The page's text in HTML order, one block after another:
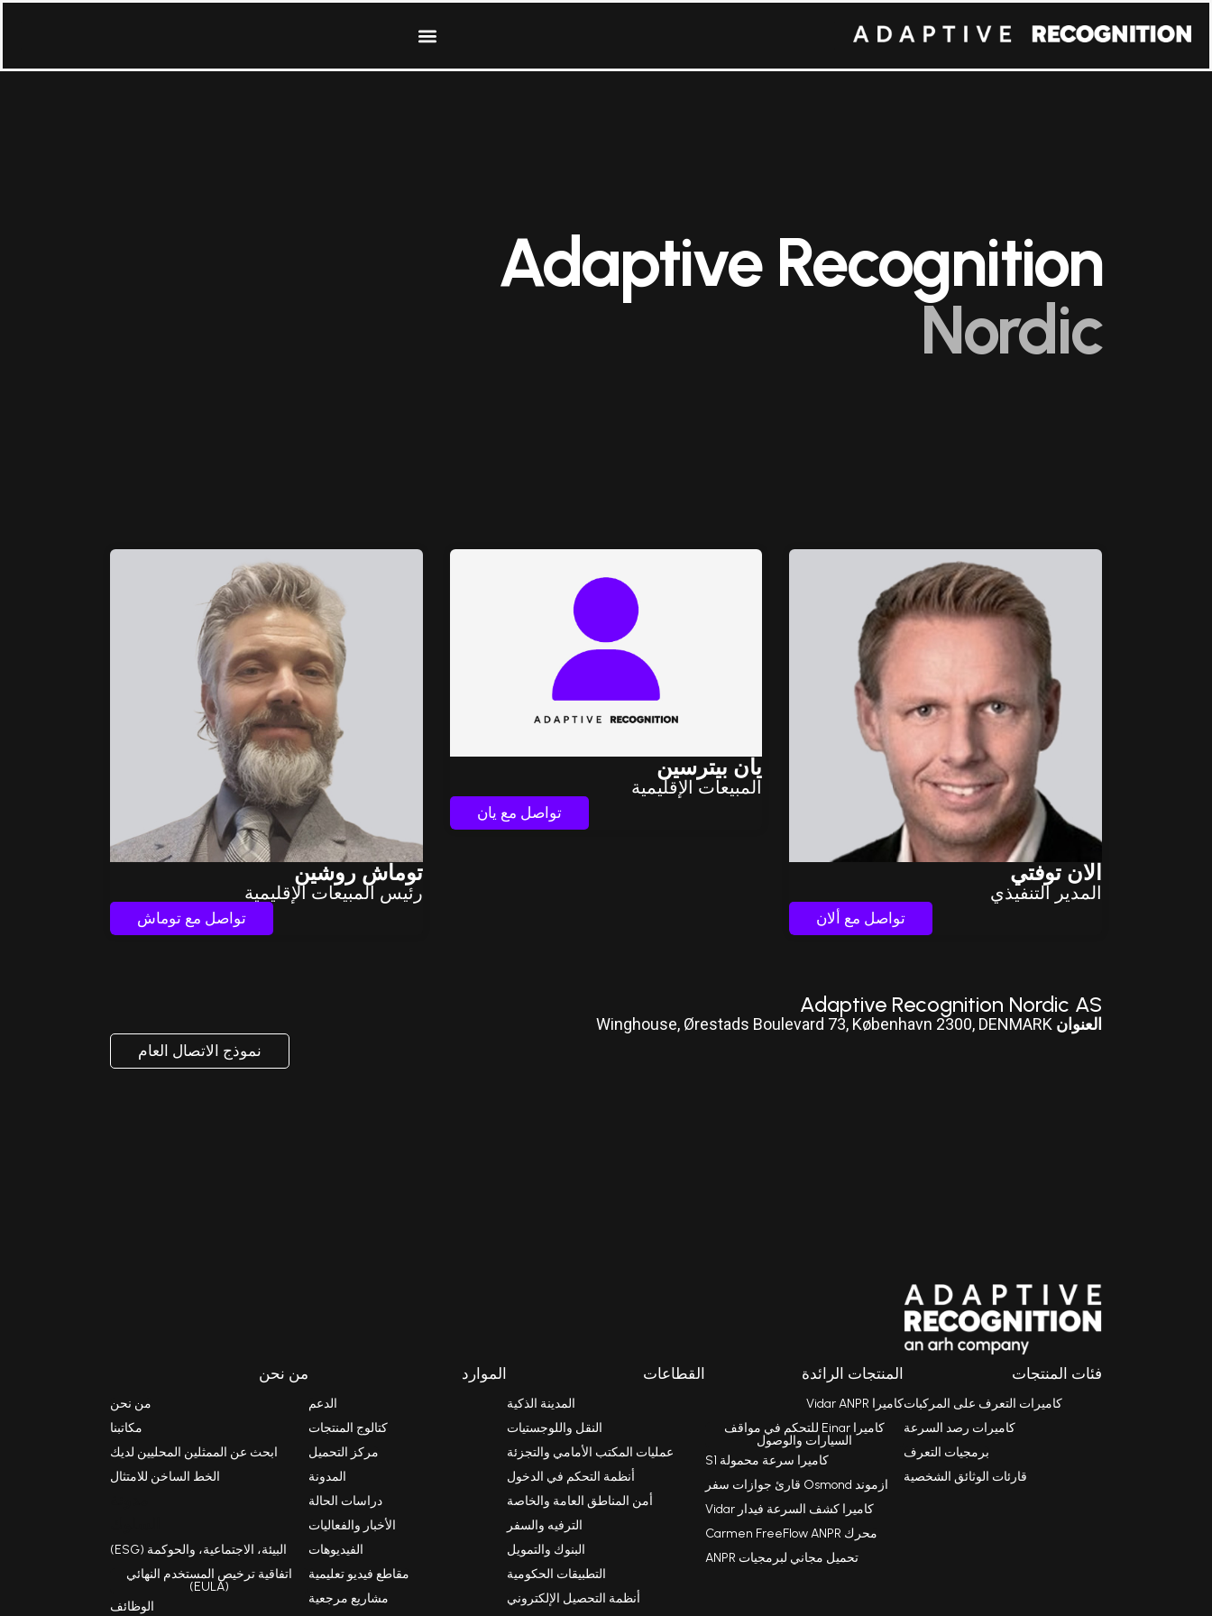
Adaptive Recognition
Nordic
الان توفتي
المدير التنفيذي
تواصل مع ألان
يان بيترسين
المبيعات الإقليمية
تواصل مع يان
توماش روشين
رئيس المبيعات الإقليمية
تواصل مع توماش
Adaptive Recognition Nordic AS
العنوان Winghouse, Ørestads Boulevard 73, København 2300, DENMARK
نموذج الاتصال العام
فئات المنتجات
كاميرات التعرف على المركبات
كاميرات رصد السرعة
برمجيات التعرف
قارئات الوثائق الشخصية
المنتجات الرائدة
كاميرا Vidar ANPR
كاميرا Einar للتحكم في مواقف
السيارات والوصول
كاميرا سرعة محمولة S1
ازموند Osmond قارئ جوازات سفر
كاميرا كشف السرعة فيدار Vidar
محرك Carmen FreeFlow ANPR
تحميل مجاني لبرمجيات ANPR
القطاعات
المدينة الذكية
النقل واللوجستيات
عمليات المكتب الأمامي والتجزئة
أنظمة التحكم في الدخول
أمن المناطق العامة والخاصة
الترفيه والسفر
البنوك والتمويل
التطبيقات الحكومية
أنظمة التحصيل الإلكتروني
الموارد
الدعم
كتالوج المنتجات
مركز التحميل
المدونة
دراسات الحالة
الأخبار والفعاليات
الفيديوهات
مقاطع فيديو تعليمية
مشاريع مرجعية
من نحن
من نحن
مكاتبنا
ابحث عن الممثلين المحليين لديك
الخط الساخن للامتثال
البيئة، الاجتماعية، والحوكمة (ESG)
اتفاقية ترخيص المستخدم النهائي
(EULA)
الوظائف